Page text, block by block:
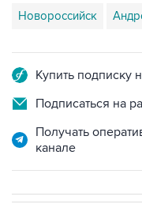
Новороссийск
Купить подписку
Подписаться на
Получать
канале